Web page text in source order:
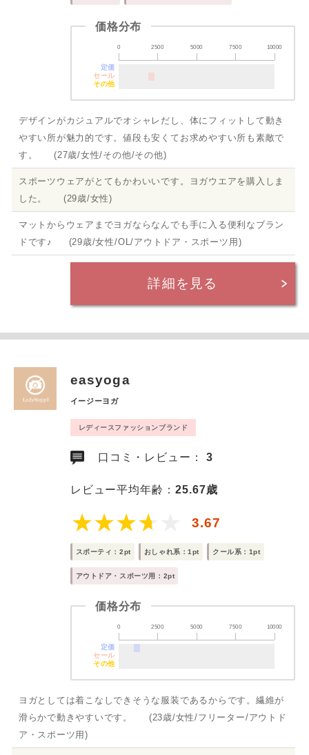
価格分布
0 2500 5000 7500 10000
定価
セール
その他
デザインがカジュアルでオシャレだし、体にフィットして動き
やすい所が魅力的です。値段も安くてお求めやすい所も素敵で
す。 (27歳/女性/その他/その他)
スポーツウェアがとてもかわいいです。ヨガウエアを購入しま
した。 (29歳/女性)
マットからウェアまでヨガならなんでも手に入る便利なブラン
ドです♪ (29歳/女性/OL/アウトドア・スポーツ用)
詳細を見る
easyoga
イージーヨガ
レディースファッションブランド
口コミ・レビュー：3
レビュー平均年齢：25.67歳
3.67
スポーティ：2pt おしゃれ系：1pt クール系：1pt
アウトドア・スポーツ用：2pt
価格分布
0 2500 5000 7500 10000
定価
セール
その他
ヨガとしては着こなしできそうな服装であるからです。繊維が
滑らかで動きやすいです。 (23歳/女性/フリーター/アウトド
ア・スポーツ用)